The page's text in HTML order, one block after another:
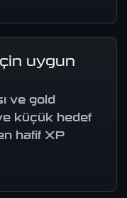
uygun
ve gold
küçük hedef
hafif XP